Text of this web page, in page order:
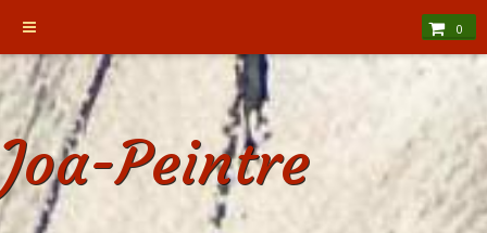
0
Joa-Peintre